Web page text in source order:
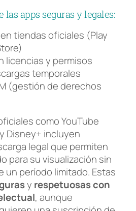
las apps seguras y legales:
tiendas oficiales (Play
licencias y permisos
temporales
(gestión de derechos
como YouTube
Disney+ incluyen
legal que permiten
para su visualización sin
un período limitado. Estas
y respetuosas con
, aunque